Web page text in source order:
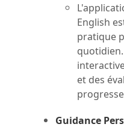
English
pratique
et des
Guidance